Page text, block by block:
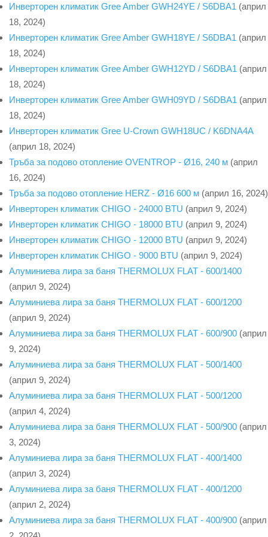
Инверторен климатик Gree Amber GWH24YE / S6DBA1 (април
18, 2024)
Инверторен климатик Gree Amber GWH18YE / S6DBA1 (април
18, 2024)
Инверторен климатик Gree Amber GWH12YD / S6DBA1 (април
18, 2024)
Инверторен климатик Gree Amber GWH09YD / S6DBA1 (април
18, 2024)
Инверторен климатик Gree U-Crown GWH18UC / K6DNA4A
(април 18, 2024)
Тръба за подово отопление OVENTROP - Ø16, 240 м (април
16, 2024)
Тръба за подово отопление HERZ - Ø16 600 м (април 16, 2024)
Инверторен климатик CHIGO - 24000 BTU (април 9, 2024)
Инверторен климатик CHIGO - 18000 BTU (април 9, 2024)
Инверторен климатик CHIGO - 12000 BTU (април 9, 2024)
Инверторен климатик CHIGO - 9000 BTU (април 9, 2024)
Алуминиева лира за баня THERMOLUX FLAT - 600/1400
(април 9, 2024)
Алуминиева лира за баня THERMOLUX FLAT - 600/1200
(април 9, 2024)
Алуминиева лира за баня THERMOLUX FLAT - 600/900 (април
9, 2024)
Алуминиева лира за баня THERMOLUX FLAT - 500/1400
(април 9, 2024)
Алуминиева лира за баня THERMOLUX FLAT - 500/1200
(април 4, 2024)
Алуминиева лира за баня THERMOLUX FLAT - 500/900 (април
3, 2024)
Алуминиева лира за баня THERMOLUX FLAT - 400/1400
(април 3, 2024)
Алуминиева лира за баня THERMOLUX FLAT - 400/1200
(април 2, 2024)
Алуминиева лира за баня THERMOLUX FLAT - 400/900 (април